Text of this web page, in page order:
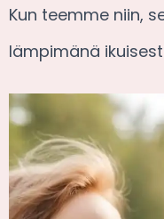
Kun teemme niin,
lämpimänä